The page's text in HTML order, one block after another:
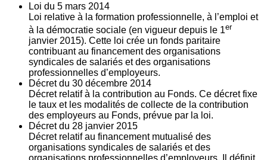
Loi du 5 mars 2014
Loi relative à la formation professionnelle, à l’emploi et
à la démocratie sociale (en vigueur depuis le 1er
janvier 2015). Cette loi crée un fonds paritaire
contribuant au financement des organisations
syndicales de salariés et des organisations
professionnelles d’employeurs.
Décret du 30 décembre 2014
Décret relatif à la contribution au Fonds. Ce décret fixe
le taux et les modalités de collecte de la contribution
des employeurs au Fonds, prévue par la loi.
Décret du 28 janvier 2015
Décret relatif au financement mutualisé des
organisations syndicales de salariés et des